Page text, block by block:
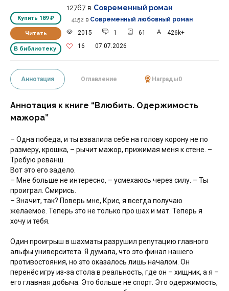
Купить 189 ₽
Читать
В библиотеку
12767 в Современный роман
4152 в Современный любовный роман
2015
1 61
426k+
16
07.07.2026
Аннотация Оглавление Награды0
Аннотация к книге “Влюбить. Одержимость
мажора”
– Одна победа, и ты взвалила себе на голову корону не по
размеру, крошка, – рычит мажор, прижимая меня к стене. –
Требую реванш.
Вот это его задело.
– Мне больше не интересно, – усмехаюсь через силу. – Ты
проиграл. Смирись.
– Значит, так? Поверь мне, Крис, я всегда получаю
желаемое. Теперь это не только про шах и мат. Теперь я
хочу и тебя.
Один проигрыш в шахматы разрушил репутацию главного
альфы университета. Я думала, что это финал нашего
противостояния, но это оказалось лишь началом. Он
перенёс игру из-за стола в реальность, где он – хищник, а я –
его главная добыча. Это больше не спорт. Это одержимость,